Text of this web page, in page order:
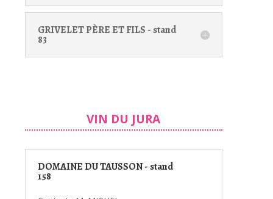
GRIVELET PÈRE ET FILS - stand
83
VIN DU JURA
DOMAINE DU TAUSSON - stand
158